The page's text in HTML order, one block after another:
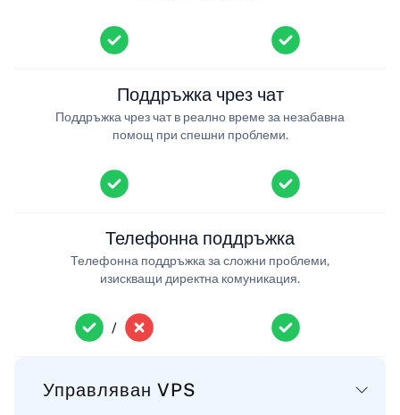
Поддръжка чрез чат
Поддръжка чрез чат в реално време за незабавна
помощ при спешни проблеми.
/
Телефонна поддръжка
Телефонна поддръжка за сложни проблеми,
изискващи директна комуникация.
Управляван VPS